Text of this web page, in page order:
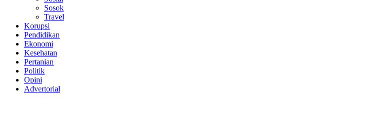
Sosok
Travel
Korupsi
Pendidikan
Ekonomi
Kesehatan
Pertanian
Politik
Opini
Advertorial